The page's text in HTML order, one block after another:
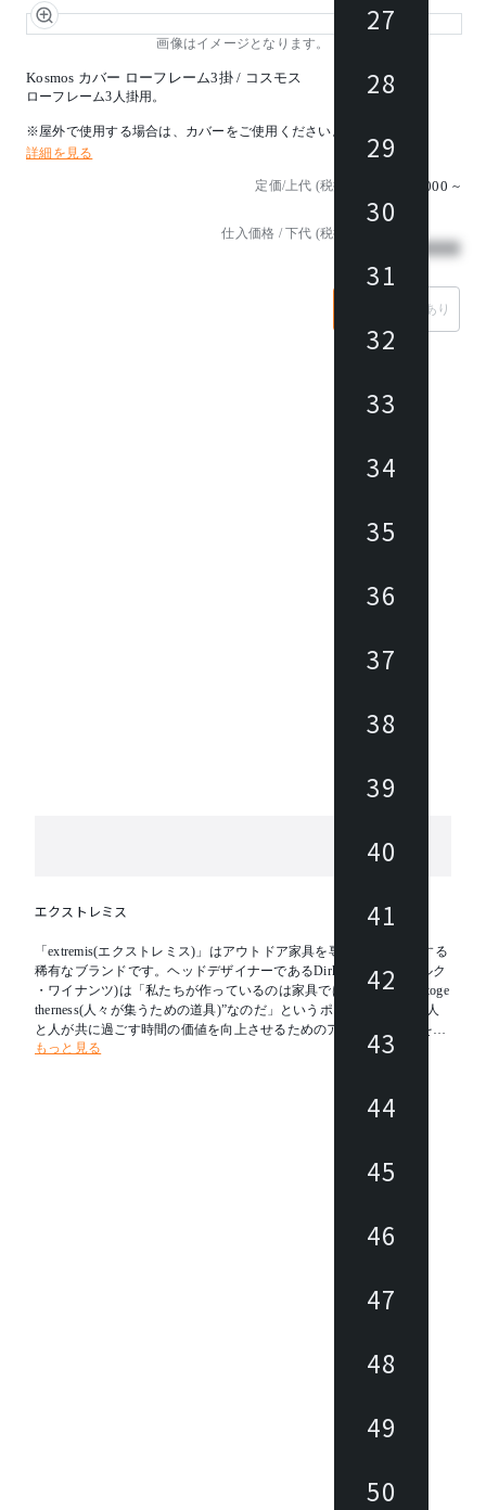
27
28
29
30
31
32
33
34
35
36
37
38
39
40
41
42
43
44
45
46
47
48
49
50
画像はイメージとなります。
Kosmos カバー ローフレーム3掛 / コスモス
ローフレーム3人掛用。
※屋外で使用する場合は、カバーをご使用ください。
詳細を見る
定価/上代 (税抜) ¥231,000 ~
仕入価格 / 下代 (税抜)
あり
エクストレミス
「extremis(エクストレミス)」はアウトドア家具を専門にデザインする
稀有なブランドです。ヘッドデザイナーであるDirk Wynants(ディルク
・ワイナンツ)は「私たちが作っているのは家具ではなく“tools for toge
therness(人々が集うための道具)”なのだ」というポリシーのもと、人
と人が共に過ごす時間の価値を向上させるためのアウトドア家具を提
案しています。現在では、屋外だけでなく、オフィスのコミニュケー
もっと見る